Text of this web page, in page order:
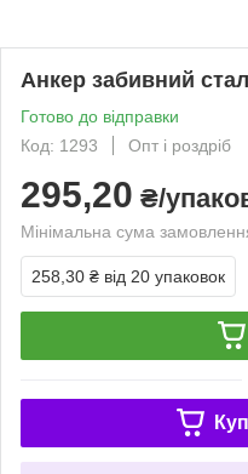
Анкер забивний
Готово до відправки
Код: 1293
Опт і роздріб
295,20 ₴/
Мінімальна сума
258,30 ₴ від 20 упаковок